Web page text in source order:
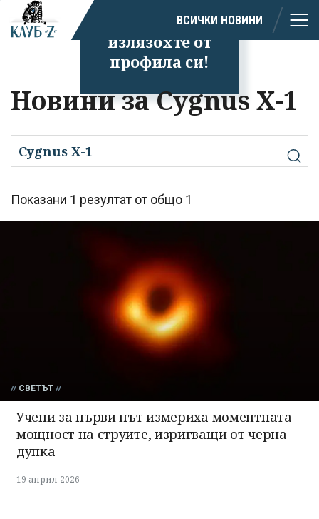
Успешно
излязохте от
профила си!
ВСИЧКИ НОВИНИ
Новини за Cygnus X-1
Показани 1 резултат от общо 1
СВЕТЪТ
Учени за първи път измериха моментната
мощност на струите, изригващи от черна
дупка
19 април 2026